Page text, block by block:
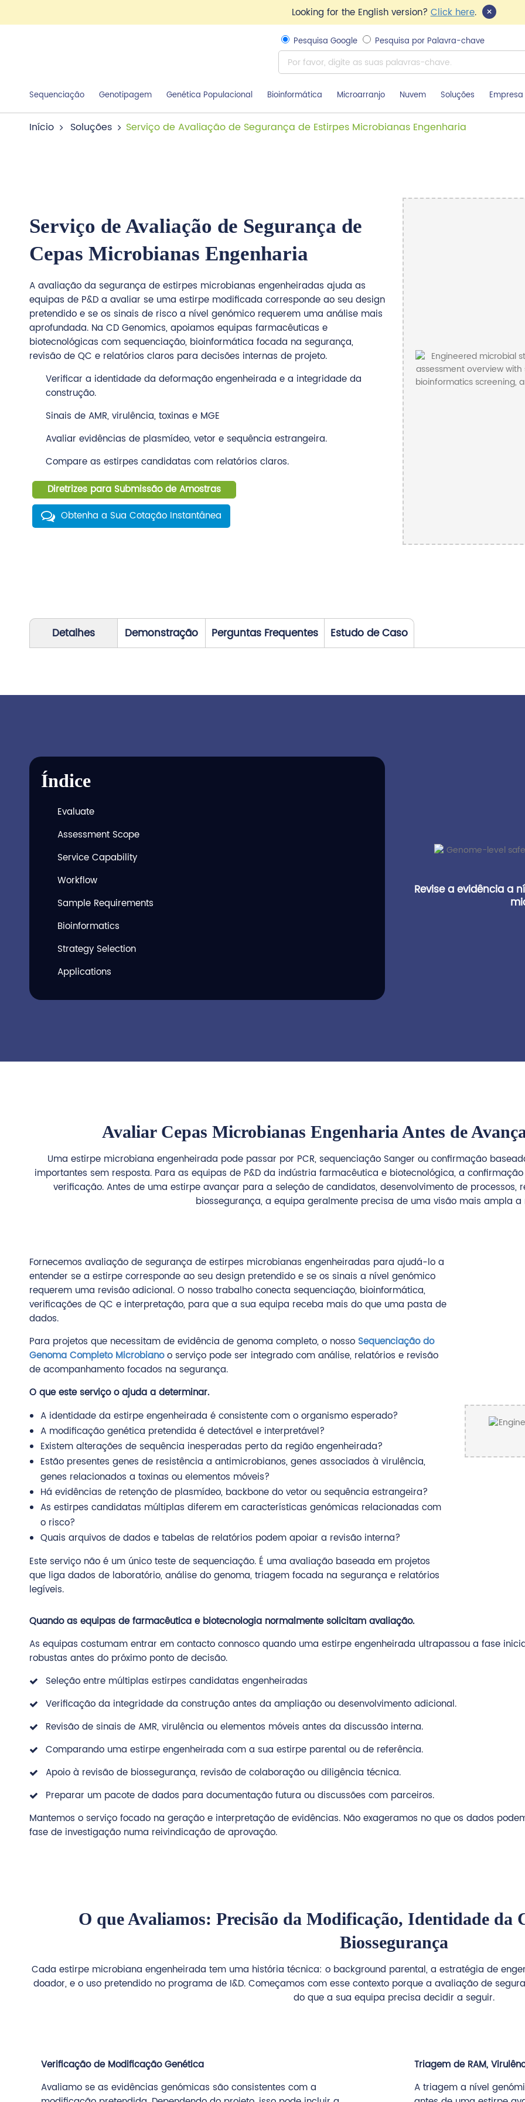
Looking for the English version?Click here. ×
Pesquisa Google Pesquisa por Palavra-chave
Sequenciação Genotipagem Genética Populacional Bioinformática Microarranjo Nuvem Soluções Empresa
Início Soluções Serviço de Avaliação de Segurança de Estirpes Microbianas Engenharia
Serviço de Avaliação de Segurança de
Cepas Microbianas Engenharia
A avaliação da segurança de estirpes microbianas engenheiradas ajuda as
equipas de P&D a avaliar se uma estirpe modificada corresponde ao seu design
pretendido e se os sinais de risco a nível genómico requerem uma análise mais
aprofundada. Na CD Genomics, apoiamos equipas farmacêuticas e
biotecnológicas com sequenciação, bioinformática focada na segurança,
revisão de QC e relatórios claros para decisões internas de projeto.
Verificar a identidade da deformação engenheirada e a integridade da
construção.
Sinais de AMR, virulência, toxinas e MGE
Avaliar evidências de plasmídeo, vetor e sequência estrangeira.
Compare as estirpes candidatas com relatórios claros.
Diretrizes para Submissão de Amostras
Obtenha a Sua Cotação Instantânea
Detalhes Demonstração Perguntas Frequentes Estudo de Caso
Índice
Evaluate
Assessment Scope
Service Capability
Workflow
Sample Requirements
Bioinformatics
Strategy Selection
Applications
Revise a evidência a
Avaliar Cepas Microbianas Engenharia Antes de
Uma estirpe microbiana engenheirada pode passar por PCR, sequenciação Sanger ou confirmação
importantes sem resposta. Para as equipas de P&D da indústria farmacêutica e biotecnológica, a
verificação. Antes de uma estirpe avançar para a seleção de candidatos, desenvolvimento de processos,
biossegurança, a equipa geralmente precisa de uma visão mais ampla a
Fornecemos avaliação de segurança de estirpes microbianas engenheiradas para ajudá-lo a
entender se a estirpe corresponde ao seu design pretendido e se os sinais a nível genómico
requerem uma revisão adicional. O nosso trabalho conecta sequenciação, bioinformática,
verificações de QC e interpretação, para que a sua equipa receba mais do que uma pasta de
dados.
Para projetos que necessitam de evidência de genoma completo, o nosso Sequenciação do
Genoma Completo Microbianoo serviço pode ser integrado com análise, relatórios e revisão
de acompanhamento focados na segurança.
O que este serviço o ajuda a determinar.
A identidade da estirpe engenheirada é consistente com o organismo esperado?
A modificação genética pretendida é detectável e interpretável?
Existem alterações de sequência inesperadas perto da região engenheirada?
Estão presentes genes de resistência a antimicrobianos, genes associados à virulência,
genes relacionados a toxinas ou elementos móveis?
Há evidências de retenção de plasmídeo, backbone do vetor ou sequência estrangeira?
As estirpes candidatas múltiplas diferem em características genómicas relacionadas com
o risco?
Quais arquivos de dados e tabelas de relatórios podem apoiar a revisão interna?
Este serviço não é um único teste de sequenciação. É uma avaliação baseada em projetos
que liga dados de laboratório, análise do genoma, triagem focada na segurança e relatórios
legíveis.
Quando as equipas de farmacêutica e biotecnologia normalmente solicitam avaliação.
As equipas costumam entrar em contacto connosco quando uma estirpe engenheirada ultrapassou a fase
robustas antes do próximo ponto de decisão.
Seleção entre múltiplas estirpes candidatas engenheiradas
Verificação da integridade da construção antes da ampliação ou desenvolvimento adicional.
Revisão de sinais de AMR, virulência ou elementos móveis antes da discussão interna.
Comparando uma estirpe engenheirada com a sua estirpe parental ou de referência.
Apoio à revisão de biossegurança, revisão de colaboração ou diligência técnica.
Preparar um pacote de dados para documentação futura ou discussões com parceiros.
Mantemos o serviço focado na geração e interpretação de evidências. Não exageramos no que os dados
fase de investigação numa reivindicação de aprovação.
O que Avaliamos: Precisão da Modificação, Identidade da
Biossegurança
Cada estirpe microbiana engenheirada tem uma história técnica: o background parental, a estratégia de
doador, e o uso pretendido no programa de I&D. Começamos com esse contexto porque a avaliação de
do que a sua equipa precisa decidir a seguir.
Verificação de Modificação Genética
Avaliamo se as evidências genómicas são consistentes com a
Triagem de RAM,
A triagem a nível